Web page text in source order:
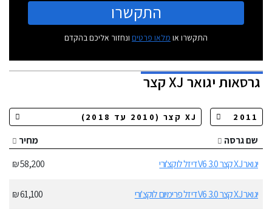
התקשרו
התקשרו או מלאו פרטים ונחזור אליכם בהקדם
גרסאותיגואר XJ קצר
שם גרסה
מחיר
יגואר XJ קצר 3.0 V6 דיזל לוקצ'ורי
58,200 ₪
יגואר XJ קצר 3.0 V6 דיזל פרימיום לוקצ'ורי 61,100 ₪